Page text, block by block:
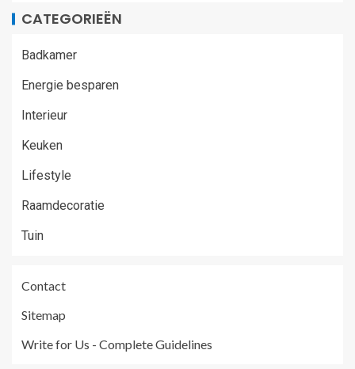
CATEGORIEËN
Badkamer
Energie besparen
Interieur
Keuken
Lifestyle
Raamdecoratie
Tuin
Contact
Sitemap
Write for Us - Complete Guidelines